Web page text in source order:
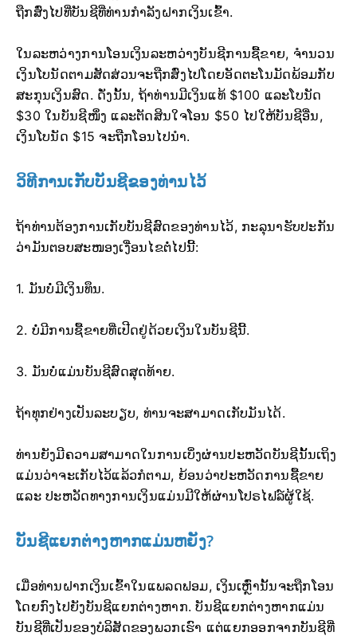
ຖືກສົ່ງໄປທີ່ບັນຊີທີ່ທ່ານກຳລັງຝາກເງິນເຂົ້າ.
ໃນລະຫວ່າງການໂອນເງິນລະຫວ່າງບັນຊີການຊື້ຂາຍ, ຈຳນວນ
ເງິນໂບນັດຕາມສັດສ່ວນຈະຖືກສົ່ງໄປໂດຍອັດຕະໂນມັດພ້ອມກັບ
ສະກຸນເງິນສົດ. ດັ່ງນັ້ນ, ຖ້າທ່ານມີເງິນແທ້ $100 ແລະໂບນັດ
$30 ໃນບັນຊີໜຶ່ງ ແລະຕັດສິນໃຈໂອນ $50 ໄປໃຫ້ບັນຊີອື່ນ,
ເງິນໂບນັດ $15 ຈະຖືກໂອນໄປນຳ.
ວິທີການເກັບບັນຊີຂອງທ່ານໄວ້
ຖ້າທ່ານຕ້ອງການເກັບບັນຊີສົດຂອງທ່ານໄວ້, ກະລຸນາຮັບປະກັນ
ວ່າມັນຕອບສະໜອງເງື່ອນໄຂຕໍ່ໄປນີ້:
1. ມັນບໍ່ມີເງິນທຶນ.
2. ບໍ່ມີການຊື້ຂາຍທີ່ເປີດຢູ່ດ້ວຍເງິນໃນບັນຊີນີ້.
3. ມັນບໍ່ແມ່ນບັນຊີສົດສຸດທ້າຍ.
ຖ້າທຸກຢ່າງເປັນລະບຽບ, ທ່ານຈະສາມາດເກັບມັນໄດ້.
ທ່ານຍັງມີຄວາມສາມາດໃນການເບິ່ງຜ່ານປະຫວັດບັນຊີນັ້ນເຖິງ
ແມ່ນວ່າຈະເກັບໄວ້ແລ້ວກໍຕາມ, ຍ້ອນວ່າປະຫວັດການຊື້ຂາຍ
ແລະ ປະຫວັດທາງການເງິນແມ່ນມີໃຫ້ຜ່ານໂປຣໄຟລ໌ຜູ້ໃຊ້.
ບັນຊີແຍກຕ່າງຫາກແມ່ນຫຍັງ?
ເມື່ອທ່ານຝາກເງິນເຂົ້າໃນແພລດຟອມ, ເງິນເຫຼົ່ານັ້ນຈະຖືກໂອນ
ໂດຍກົງໄປຍັງບັນຊີແຍກຕ່າງຫາກ. ບັນຊີແຍກຕ່າງຫາກແມ່ນ
ບັນຊີທີ່ເປັນຂອງບໍລິສັດຂອງພວກເຮົາ ແຕ່ແຍກອອກຈາກບັນຊີທີ່